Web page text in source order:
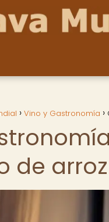
Vino y Gastronomía
de